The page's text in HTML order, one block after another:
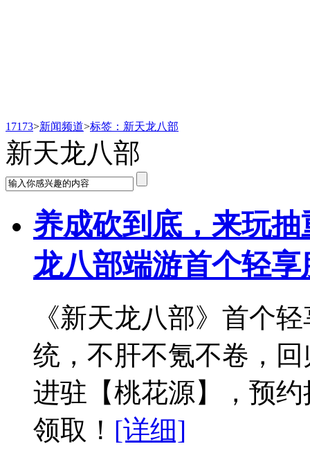
17173>新闻频道>标签：新天龙八部
新天龙八部
养成砍到底，来玩
龙八部端游首个轻享
《新天龙八部》首个
统，不肝不氪不卷，
进驻【桃花源】，预
领取！ [详细]